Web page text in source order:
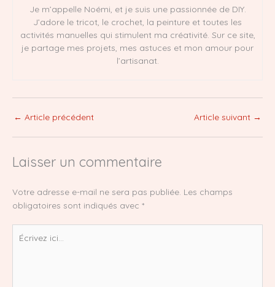
Je m’appelle Noémi, et je suis une passionnée de DIY.
J’adore le tricot, le crochet, la peinture et toutes les
activités manuelles qui stimulent ma créativité. Sur ce site,
je partage mes projets, mes astuces et mon amour pour
l’artisanat.
← Article précédent Article suivant →
Laisser un commentaire
Votre adresse e-mail ne sera pas publiée. Les champs
obligatoires sont indiqués avec *
ici…